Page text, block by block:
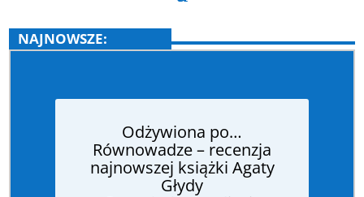
NAJNOWSZE:
Odżywiona po…
Równowadze – recenzja
najnowszej książki Agaty
Głydy